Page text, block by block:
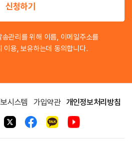
신청하기
관리를 위해 이름, 이메일주소를
이용, 보유하는데 동의합니다.
시스템 가입약관 개인정보처리방침